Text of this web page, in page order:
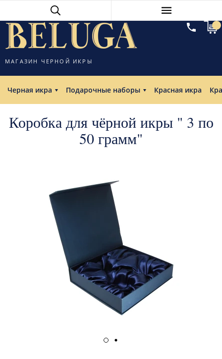
МАГАЗИН ЧЕРНОЙ ИКРЫ
Черная икра Подарочные наборы Красная икра
Коробка для чёрной икры " 3 по
50 грамм"